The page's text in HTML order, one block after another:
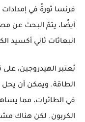
فرنسا ثورةً في
أيضًا، يتمّ البحث عن
انبعاثات ثاني أكسيد
يُعتبر الهيدروجين،
الطاقة. ويمكن أن يحل
في الطائرات، مما
الكربون. لكن هناك